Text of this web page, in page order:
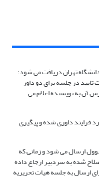
تهران دریافت می شود؛
در جلسه برای دو داور
آن به نویسنده اعلام می
فرایند داوری شده و پیگیری
ارسال می شود و زمانی که
شده به سردبیر ارجاع داده
ارسال به جلسه هیات تحریریه